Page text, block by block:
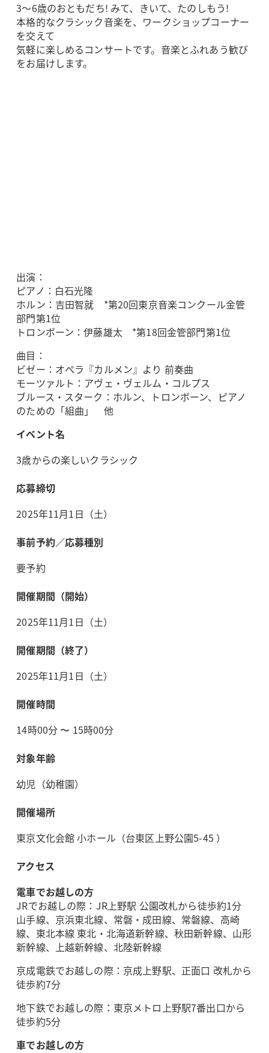
3～6歳のおともだち! みて、きいて、たのしもう!
本格的なクラシック音楽を、ワークショップコーナー
を交えて
気軽に楽しめるコンサートです。音楽とふれあう歓び
をお届けします。
出演：
ピアノ：白石光隆
ホルン：吉田智就 *第20回東京音楽コンクール金管
部門第1位
トロンボーン：伊藤雄太 *第18回金管部門第1位
曲目：
ビゼー：オペラ『カルメン』より 前奏曲
モーツァルト：アヴェ・ヴェルム・コルプス
ブルース・スターク：ホルン、トロンボーン、ピアノ
のための「組曲」 他
イベント名
3歳からの楽しいクラシック
応募締切
2025年11月1日（土）
事前予約／応募種別
要予約
開催期間（開始）
2025年11月1日（土）
開催期間（終了）
2025年11月1日（土）
開催時間
14時00分 〜 15時00分
対象年齢
幼児（幼稚園）
開催場所
東京文化会館 小ホール（台東区上野公園5-45 ）
アクセス
電車でお越しの方
JRでお越しの際：JR上野駅 公園改札から徒歩約1分
山手線、京浜東北線、常磐・成田線、常磐線、高崎
線、東北本線 東北・北海道新幹線、秋田新幹線、山形
新幹線、上越新幹線、北陸新幹線
京成電鉄でお越しの際：京成上野駅、正面口 改札から
徒歩約7分
地下鉄でお越しの際：東京メトロ上野駅7番出口から
徒歩約5分
車でお越しの方